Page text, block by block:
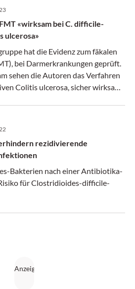
«wirksam bei C. difficile-
ulcerosa»
hat die Evidenz zum fäkalen
bei Darmerkrankungen geprüft.
sehen die Autoren das Verfahren
Colitis ulcerosa, sicher wirksam
rezidivierende
Bakterien nach einer Antibiotika-
für Clostridioides-difficile-